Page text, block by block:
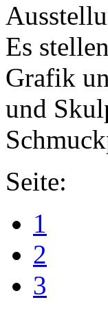
Es
Grafik
und
Seite:
1
2
3